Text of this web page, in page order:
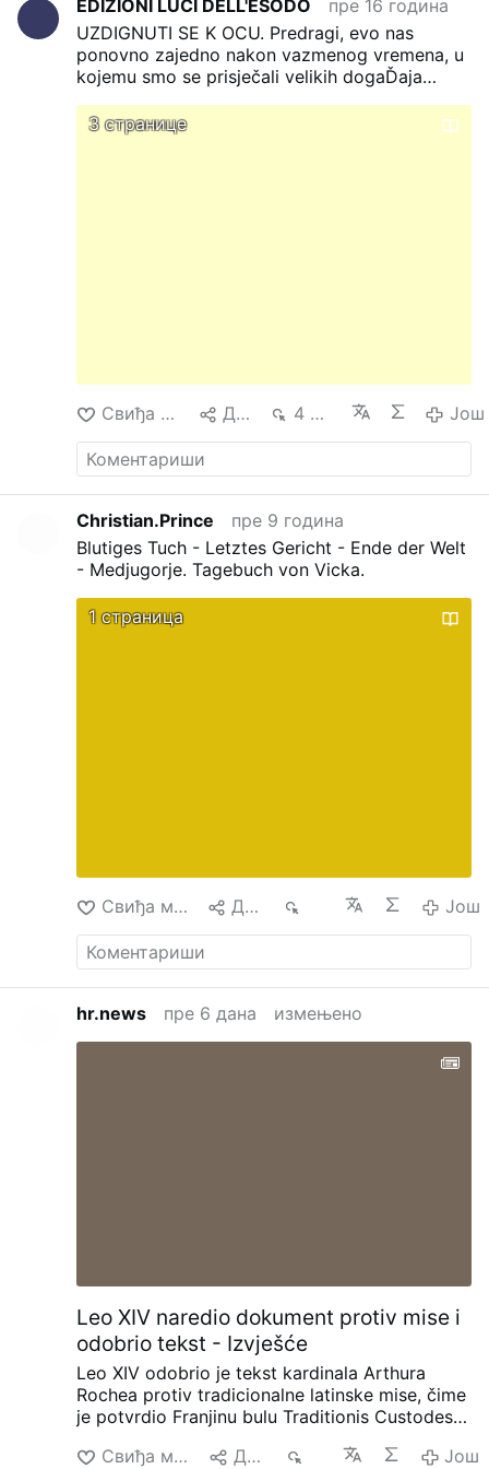
EDIZIONI LUCI DELL'ESODO
пре 16 година
UZDIGNUTI SE K OCU. Predragi, evo nas
ponovno zajedno nakon vazmenog vremena, u
kojemu smo se prisječali velikih dogaĎaja
3 странице
Свиђа ми се Дели 4 хиљ. Још
Christian.Prince
пре 9 година
Blutiges Tuch - Letztes Gericht - Ende der Welt
- Medjugorje. Tagebuch von Vicka.
1 страница
Свиђа ми се Дели Још
hr.news пре 6 дана измењено
Leo XIV naredio dokument protiv mise i
odobrio tekst - Izvješće
Leo XIV odobrio je tekst kardinala Arthura
Rochea protiv tradicionalne latinske mise, čime
je potvrdio Franjinu bulu Traditionis Custodes,
distribuiran otprilike 170 kardinalima na
Свиђа ми се Дели Још